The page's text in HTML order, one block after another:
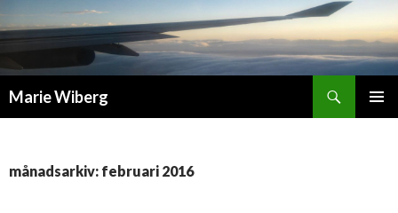
Marie Wiberg
månadsarkiv: februari 2016